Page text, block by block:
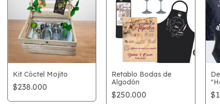
Kit Cóctel Mojito
$238.000
Retablo Bodas de
Algodón
$250.000